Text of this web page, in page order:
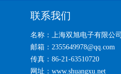
联系我们
名称：上海双旭电子有限公司
邮箱：2355649978@qq.com
传真：86-21-63510720
网址：www.shuangxu.net